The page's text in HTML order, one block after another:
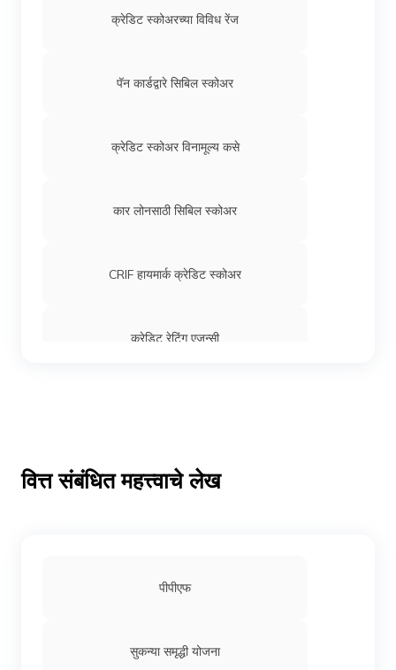
क्रेडिट स्कोअरच्या विविध रेंज
पॅन कार्डद्वारे सिबिल स्कोअर
क्रेडिट स्कोअर विनामूल्य कसे
कार लोनसाठी सिबिल स्कोअर
CRIF हायमार्क क्रेडिट स्कोअर
क्रेडिट रेटिंग एजन्सी
होम लोन CIBIL स्कोर
CIBIL स्कोर काय आहे?
क्रेडिट स्कोअर कॅल्क्युलेटर
वित्त संबंधित महत्त्वाचे लेख
पीपीएफ
सुकन्या समृद्धी योजना